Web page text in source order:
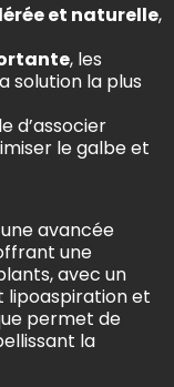
et naturelle,
, les
solution la plus
d’associer
le galbe et
avancée
une
avec un
lipoaspiration et
permet de
la